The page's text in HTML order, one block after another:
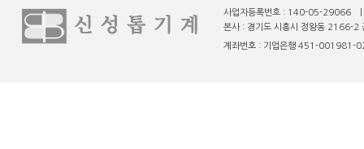
사업자등록번호 : 140-05-29066
본사 : 경기도 시흥시 정왕동
계좌번호 : 기업은행 451-